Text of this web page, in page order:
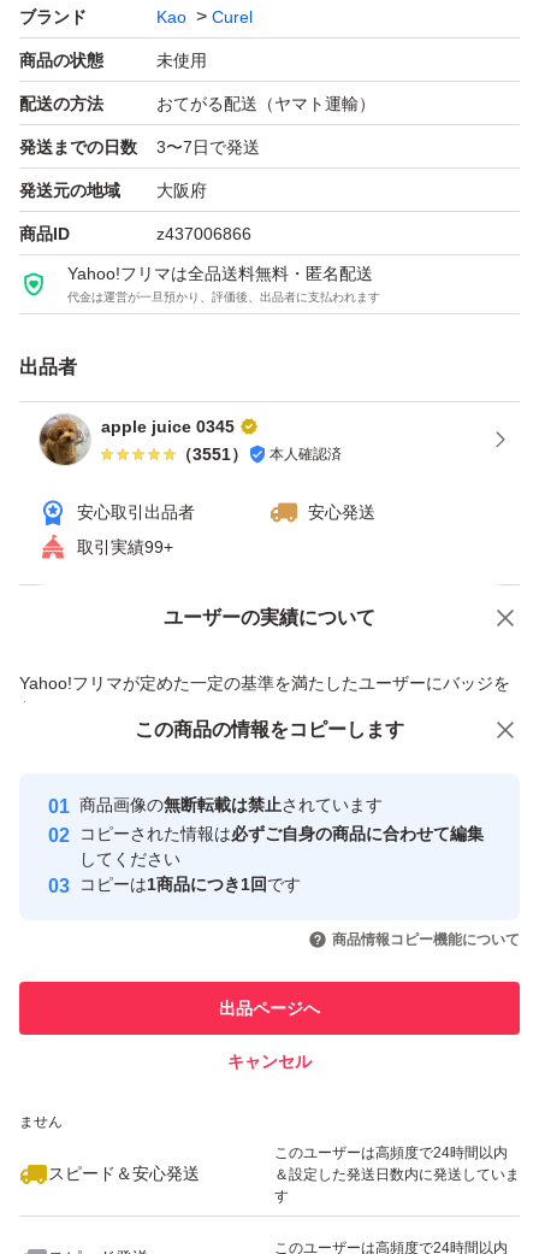
ブランド Kao Curel
商品の状態 未使用
配送の方法 おてがる配送（ヤマト運輸）
発送までの日数 3〜7日で発送
発送元の地域 大阪府
商品ID z437006866
Yahoo!フリマは全品送料無料・匿名配送
代金は運営が一旦預かり、評価後、出品者に支払われます
出品者
apple juice 0345
（3551） 本人確認済
安心取引出品者
安心発送
取引実績99+
ユーザーの実績について
Yahoo!フリマが定めた一定の基準を満たしたユーザーにバッジを
付与しています
安心取引出品者
心・安全なユーザーです
取引実績
引を完了させた実績があります
での取引実績があります
ません
スピード＆安心発送
このユーザーは高頻度で24時間以内
＆設定した発送日数内に発送していま
す
このユーザーは高頻度で24時間以内
価格の相談 商品への質問
この商品の情報をコピーします
商品画像の無断転載は禁止されています
コピーされた情報は必ずご自身の商品に合わせて編集
してください
コピーは1商品につき1回です
商品情報コピー機能について
出品ページへ
キャンセル
この商品をみている人にオススメ